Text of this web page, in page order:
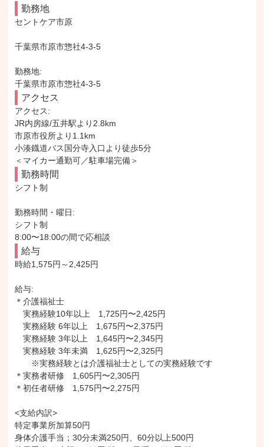
勤務地
セントケア市原
千葉県市原市惣社4-3-5
勤務地:
千葉県市原市惣社4-3-5
アクセス
アクセス:
JR内房線/五井駅より2.8km
市原市役所より1.1km
小湊鐡道バス国分寺入口より徒歩5分
＜マイカー通勤可／駐車場完備＞
勤務時間
シフト制
勤務時間・曜日:
シフト制
8:00〜18:00の間で応相談
給与
時給1,575円～2,425円
給与:
＊介護福祉士
実務経験10年以上　1,725円〜2,425円
実務経験 6年以上　1,675円〜2,375円
実務経験 3年以上　1,645円〜2,345円
実務経験 3年未満　1,625円〜2,325円
※実務経験とは介護福祉士としての実務経験です
＊実務者研修　1,605円〜2,305円
＊初任者研修　1,575円〜2,275円
<支給内訳>
特定事業所加算50円
身体介護手当；30分未満250円、60分以上500円